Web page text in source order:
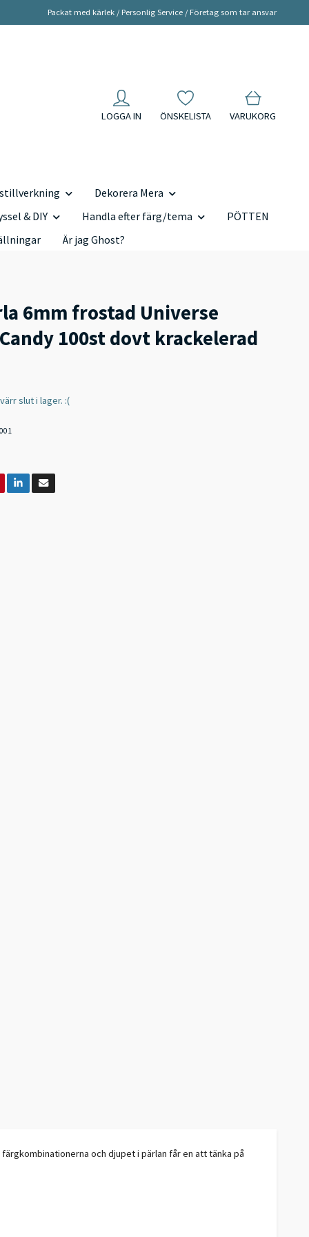
Packat med kärlek / Personlig Service / Företag som tar ansvar
LOGGA IN ÖNSKELISTA VARUKORG
Dekorera Mera
& DIY
Handla efter färg/tema
PÖTTEN
Är jag Ghost?
6mm frostad Universe
100st dovt krackelerad
slut i lager. :(
och djupet i pärlan får en att tänka på